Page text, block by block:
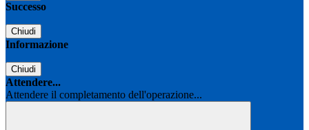
Successo
Chiudi
Informazione
Chiudi
Attendere...
Attendere il completamento dell'operazione...